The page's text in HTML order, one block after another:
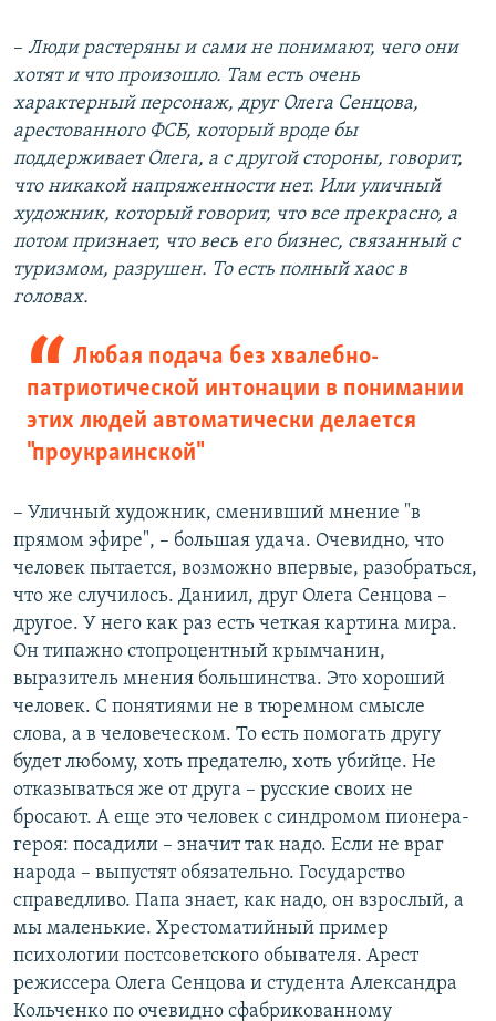
–​ Люди растеряны и сами не понимают, чего они
хотят и что произошло. Там есть очень
характерный персонаж, друг Олега Сенцова,
арестованного ФСБ, который вроде бы
поддерживает Олега, а с другой стороны, говорит,
что никакой напряженности нет. Или уличный
художник, который говорит, что все прекрасно, а
потом признает, что весь его бизнес, связанный с
туризмом, разрушен. То есть полный хаос в
головах.
Любая подача без хвалебно-
патриотической интонации в понимании
этих людей автоматически делается
"проукраинской"
– Уличный художник, сменивший мнение "в
прямом эфире", – большая удача. Очевидно, что
человек пытается, возможно впервые, разобраться,
что же случилось. Даниил, друг Олега Сенцова –
другое. У него как раз есть четкая картина мира.
Он типажно стопроцентный крымчанин,
выразитель мнения большинства. Это хороший
человек. С понятиями не в тюремном смысле
слова, а в человеческом. То есть помогать другу
будет любому, хоть предателю, хоть убийце. Не
отказываться же от друга – русские своих не
бросают. А еще это человек с синдромом пионера-
героя: посадили – значит так надо. Если не враг
народа – выпустят обязательно. Государство
справедливо. Папа знает, как надо, он взрослый, а
мы маленькие. Хрестоматийный пример
психологии постсоветского обывателя. Арест
режиссера Олега Сенцова и студента Александра
Кольченко по очевидно сфабрикованному